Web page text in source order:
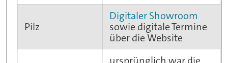
Pilz
Digitaler Showroom
sowie digitale Termine
über die Website
ursprünglich war die